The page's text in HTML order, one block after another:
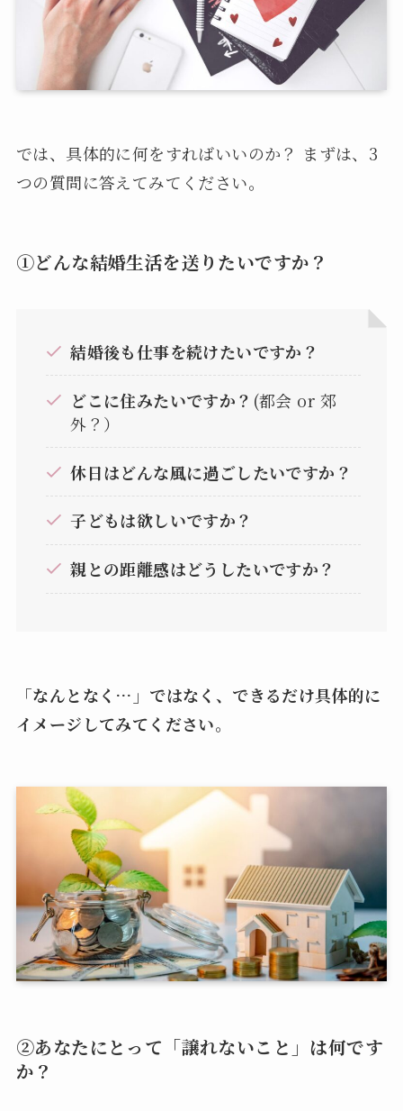
では、具体的に何をすればいいのか？ まずは、3
つの質問に答えてみてください。
①どんな結婚生活を送りたいですか？
結婚後も仕事を続けたいですか？
どこに住みたいですか？ (都会 or 郊
外？）
休日はどんな風に過ごしたいですか？
子どもは欲しいですか？
親との距離感はどうしたいですか？
「なんとなく…」ではなく、できるだけ具体的に
イメージしてみてください。
②あなたにとって「譲れないこと」は何です
か？